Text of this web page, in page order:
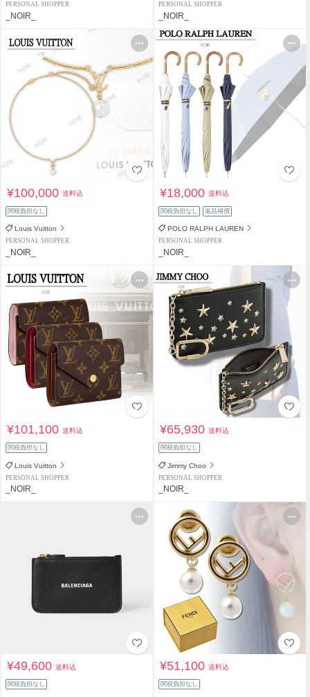
PERSONAL SHOPPER
_NOIR_
PERSONAL SHOPPER
_NOIR_
¥100,000送料込
関税負担なし
Louis Vuitton
PERSONAL SHOPPER
_NOIR_
¥18,000送料込
関税負担なし 返品補償
POLO RALPH LAUREN
PERSONAL SHOPPER
_NOIR_
¥101,100送料込
関税負担なし
Louis Vuitton
PERSONAL SHOPPER
_NOIR_
¥65,930送料込
関税負担なし
Jimmy Choo
PERSONAL SHOPPER
_NOIR_
¥49,600送料込
関税負担なし
¥51,100送料込
関税負担なし